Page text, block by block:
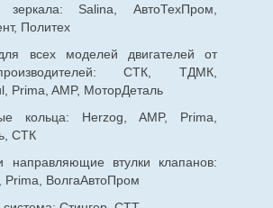
Salina, АвтоТехПром,
Политех
всех моделей двигателей от
СТК, ТДМК,
Prima, AMP, МоторДеталь
кольца: Herzog, AMP, Prima,
СТК
втулки клапанов:
Prima, ВолгаАвтоПром